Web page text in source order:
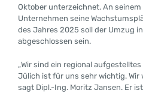
Oktober unterzeichnet. An
Unternehmen seine
des Jahres 2025 soll der Umzug
abgeschlossen sein.
„Wir sind ein regional
Jülich ist für uns sehr wichtig. Wir
sagt Dipl.-Ing. Moritz Jansen. Er